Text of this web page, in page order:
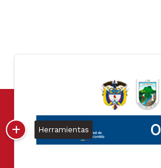
Herramientas